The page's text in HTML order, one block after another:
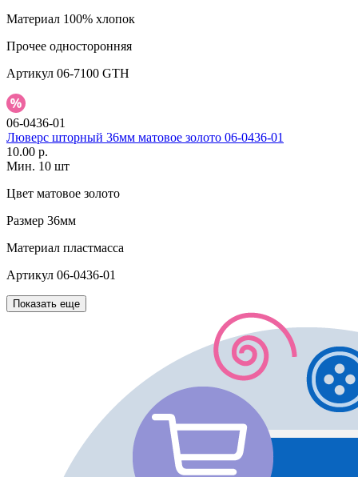
Материал 100% хлопок
Прочее односторонняя
Артикул 06-7100 GTH
06-0436-01
Люверс шторный 36мм матовое золото 06-0436-01
10.00 р.
Мин. 10 шт
Цвет матовое золото
Размер 36мм
Материал пластмасса
Артикул 06-0436-01
Показать еще